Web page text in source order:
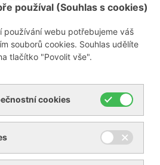
používal (Souhlas s cookies)
používání webu potřebujeme váš
souborů cookies. Souhlas udělíte
tlačítko "Povolit vše".
cookies